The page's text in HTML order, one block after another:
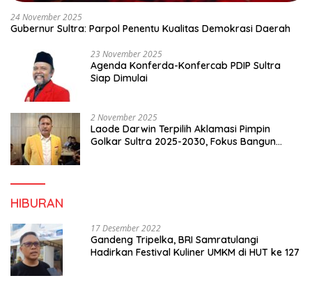
24 November 2025
Gubernur Sultra: Parpol Penentu Kualitas Demokrasi Daerah
23 November 2025
Agenda Konferda-Konfercab PDIP Sultra
Siap Dimulai
2 November 2025
Laode Darwin Terpilih Aklamasi Pimpin
Golkar Sultra 2025-2030, Fokus Bangun
HIBURAN
17 Desember 2022
Gandeng Tripelka, BRI Samratulangi
Hadirkan Festival Kuliner UMKM di HUT ke 127